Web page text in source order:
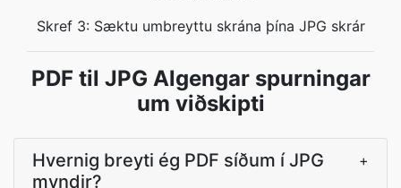
Skref 3: Sæktu umbreyttu skrána þína JPG skrár
PDF til JPG Algengar spurningar
um viðskipti
Hvernig breyti ég PDF síðum í JPG
myndir?
+